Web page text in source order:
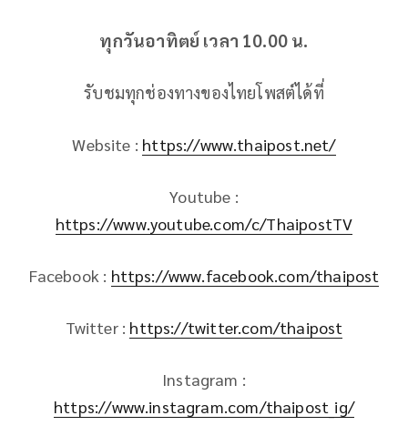
ทุกวันอาทิตย์ เวลา 10.00 น.
รับชมทุกช่องทางของไทยโพสต์ได้ที่
Website : https://www.thaipost.net/
Youtube :
https://www.youtube.com/c/ThaipostTV
Facebook : https://www.facebook.com/thaipost
Twitter : https://twitter.com/thaipost
Instagram :
https://www.instagram.com/thaipost_ig/